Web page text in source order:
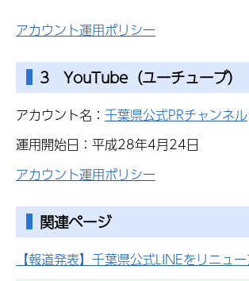
アカウント運用ポリシー
3 YouTube（ユーチューブ）
アカウント名： 千葉県公式PRチャンネル
運用開始日：平成28年4月24日
アカウント運用ポリシー
関連ページ
【報道発表】千葉県公式LINEをリニュ